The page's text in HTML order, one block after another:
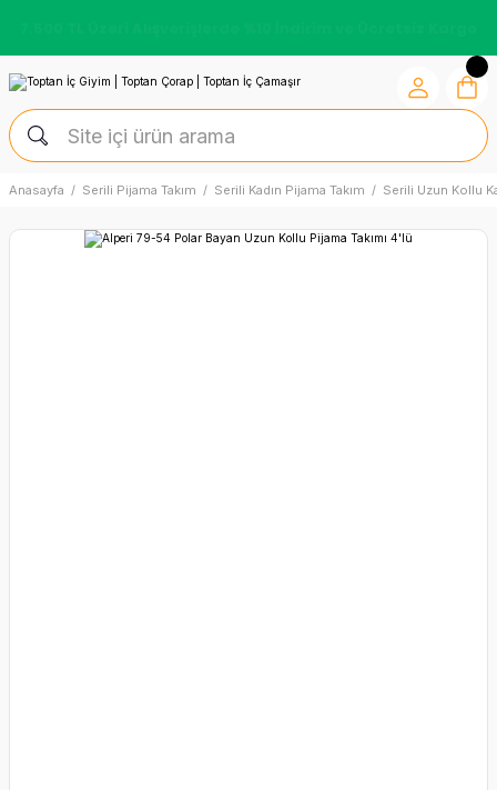
Anasayfa Serili Pijama Takım Serili Kadın Pijama Takım Serili Uzun Kollu